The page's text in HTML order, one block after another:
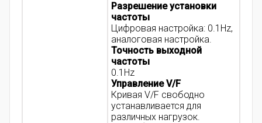
Разрешение установки
частоты
Цифровая настройка: 0.1Hz,
аналоговая настройка.
Точность выходной
частоты
0.1Hz
Управление V/F
Кривая V/F свободно
устанавливается для
различных нагрузок.